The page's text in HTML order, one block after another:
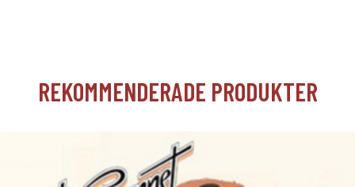
REKOMMENDERADE PRODUKTER